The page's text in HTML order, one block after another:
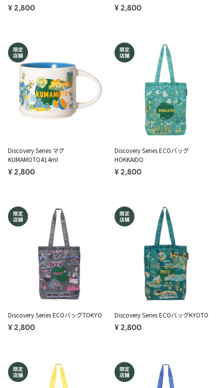
¥ 2,800 ¥ 2,800
Discovery Series マグ
KUMAMOTO414ml
¥ 2,800
Discovery Series ECOバッグ
HOKKAIDO
¥ 2,800
Discovery Series ECOバッグTOKYO
¥ 2,800
Discovery Series ECOバッグKYOTO
¥ 2,800